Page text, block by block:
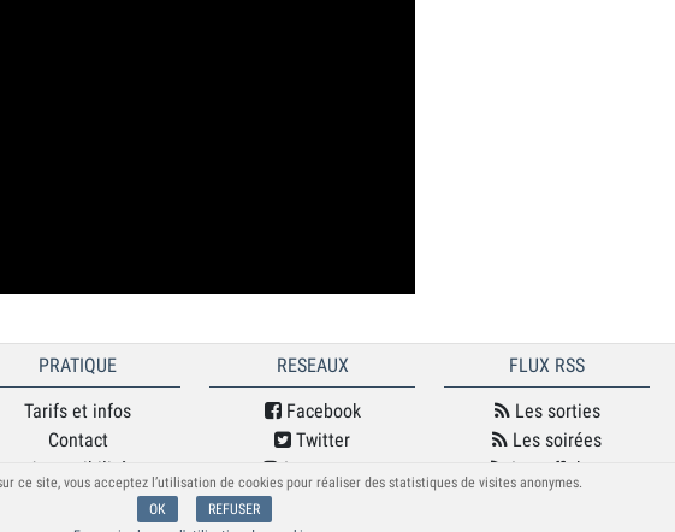
PRATIQUE
Tarifs et infos
Contact
Accessibilité
Mentions légales
RESEAUX
Facebook
Twitter
Instagram
Soundcloud
Spotify
FLUX RSS
Les sorties
Les soirées
Les affiches
Le podcast
ce site, vous acceptez l’utilisation de cookies pour réaliser des statistiques de visites anonymes.
OK
REFUSER